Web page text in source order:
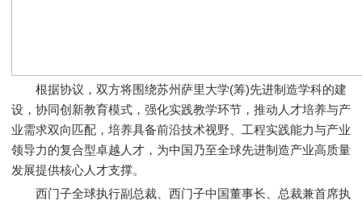
根据协议，双方将围绕苏州萨里大学(筹)先进制造学科的建
设，协同创新教育模式，强化实践教学环节，推动人才培养与产
业需求双向匹配，培养具备前沿技术视野、工程实践能力与产业
领导力的复合型卓越人才，为中国乃至全球先进制造产业高质量
发展提供核心人才支撑。
西门子全球执行副总裁、西门子中国董事长、总裁兼首席执